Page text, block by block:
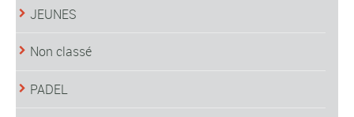
JEUNES
Non classé
PADEL